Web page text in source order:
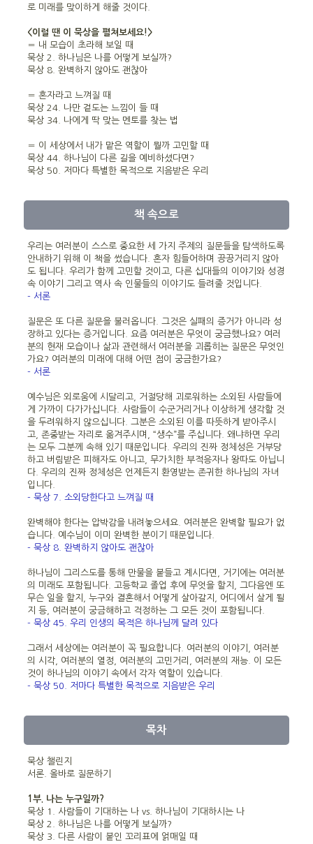
로 미래를 맞이하게 해줄 것이다.
<이럴 땐 이 묵상을 펼쳐보세요!>
〓 내 모습이 초라해 보일 때
묵상 2. 하나님은 나를 어떻게 보실까?
묵상 8. 완벽하지 않아도 괜찮아
〓 혼자라고 느껴질 때
묵상 24. 나만 겉도는 느낌이 들 때
묵상 34. 나에게 딱 맞는 멘토를 찾는 법
〓 이 세상에서 내가 맡은 역할이 뭘까 고민할 때
묵상 44. 하나님이 다른 길을 예비하셨다면?
묵상 50. 저마다 특별한 목적으로 지음받은 우리
책 속으로
우리는 여러분이 스스로 중요한 세 가지 주제의 질문들을 탐색하도록
안내하기 위해 이 책을 썼습니다. 혼자 힘들어하며 끙끙거리지 않아
도 됩니다. 우리가 함께 고민할 것이고, 다른 십대들의 이야기와 성경
속 이야기 그리고 역사 속 인물들의 이야기도 들려줄 것입니다.
- 서론
질문은 또 다른 질문을 불러옵니다. 그것은 실패의 증거가 아니라 성
장하고 있다는 증거입니다. 요즘 여러분은 무엇이 궁금했나요? 여러
분의 현재 모습이나 삶과 관련해서 여러분을 괴롭히는 질문은 무엇인
가요? 여러분의 미래에 대해 어떤 점이 궁금한가요?
- 서론
예수님은 외로움에 시달리고, 거절당해 괴로워하는 소외된 사람들에
게 가까이 다가가십니다. 사람들이 수군거리거나 이상하게 생각할 것
을 두려워하지 않으십니다. 그분은 소외된 이를 따뜻하게 받아주시
고, 존중받는 자리로 옮겨주시며, “생수”를 주십니다. 왜냐하면 우리
는 모두 그분께 속해 있기 때문입니다. 우리의 진짜 정체성은 거부당
하고 버림받은 피해자도 아니고, 무가치한 부적응자나 왕따도 아닙니
다. 우리의 진짜 정체성은 언제든지 환영받는 존귀한 하나님의 자녀
입니다.
- 묵상 7. 소외당한다고 느껴질 때
완벽해야 한다는 압박감을 내려놓으세요. 여러분은 완벽할 필요가 없
습니다. 예수님이 이미 완벽한 분이기 때문입니다.
- 묵상 8. 완벽하지 않아도 괜찮아
하나님이 그리스도를 통해 만물을 붙들고 계시다면, 거기에는 여러분
의 미래도 포함됩니다. 고등학교 졸업 후에 무엇을 할지, 그다음엔 또
무슨 일을 할지, 누구와 결혼해서 어떻게 살아갈지, 어디에서 살게 될
지 등, 여러분이 궁금해하고 걱정하는 그 모든 것이 포함됩니다.
- 묵상 45. 우리 인생의 목적은 하나님께 달려 있다
그래서 세상에는 여러분이 꼭 필요합니다. 여러분의 이야기, 여러분
의 시각, 여러분의 열정, 여러분의 고민거리, 여러분의 재능. 이 모든
것이 하나님의 이야기 속에서 각자 역할이 있습니다.
- 묵상 50. 저마다 특별한 목적으로 지음받은 우리
목차
묵상 챌린지
서론. 올바로 질문하기
1부. 나는 누구일까?
묵상 1. 사람들이 기대하는 나 vs. 하나님이 기대하시는 나
묵상 2. 하나님은 나를 어떻게 보실까?
묵상 3. 다른 사람이 붙인 꼬리표에 얽매일 때